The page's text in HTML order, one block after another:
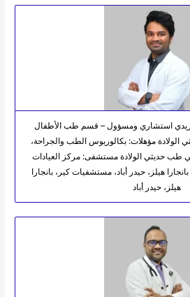
استشاري ومسؤول – قسم طب الأطفال
مؤهلات: بكالوريوس الطب والجراحة،
طب حديثي الولادة مستشفى: مركز العيادات
هيلز، حيدر أباد، مستشفيات كير، بانجارا
هيلز، حيدر أباد